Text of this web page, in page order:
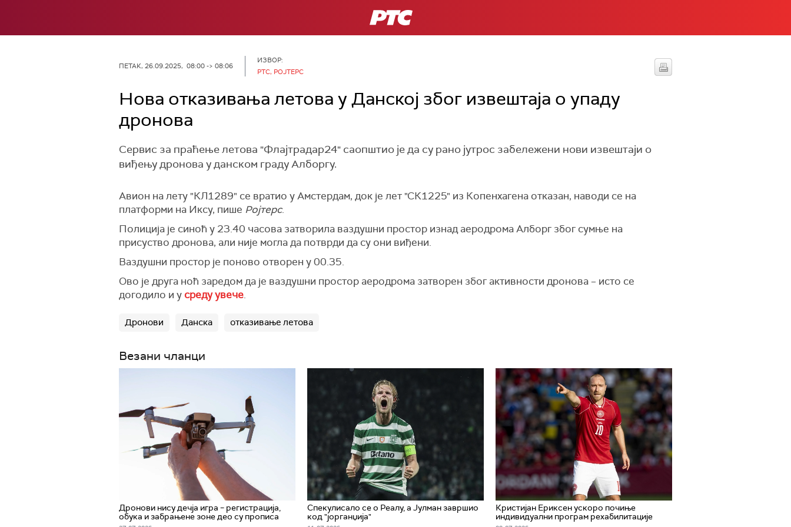
РТС
ПЕТАК, 26.09.2025, 08:00 -> 08:06
ИЗВОР:
РТС, РОЈТЕРС
Нова отказивања летова у Данској због извештаја о упаду
дронова
Сервис за праћење летова "Флајтрадар24" саопштио је да су рано јутрос забележени нови извештаји о
виђењу дронова у данском граду Алборгу.
Авион на лету "КЛ1289" се вратио у Амстердам, док је лет "СК1225" из Копенхагена отказан, наводи се на
платформи на Иксу, пише Ројтерс.
Полиција је синоћ у 23.40 часова затворила ваздушни простор изнад аеродрома Алборг због сумње на
присуство дронова, али није могла да потврди да су они виђени.
Ваздушни простор је поново отворен у 00.35.
Ово је друга ноћ заредом да је ваздушни простор аеродрома затворен због активности дронова – исто се
догодило и у среду увече.
Дронови Данска отказивање летова
Везани чланци
Дронови нису дечја игра – регистрација,
обука и забрањене зоне део су прописа
Спекулисало се о Реалу, а Јулман завршио
код "јорганџија"
Кристијан Ериксен ускоро почиње
индивидуални програм рехабилитације